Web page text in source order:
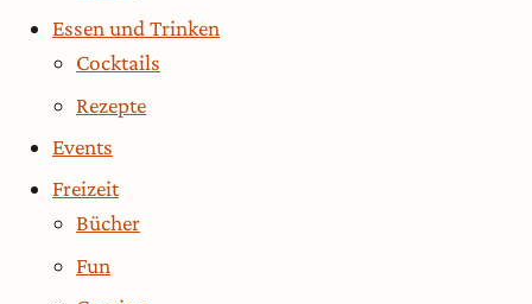
Essen und Trinken
Cocktails
Rezepte
Events
Freizeit
Bücher
Fun